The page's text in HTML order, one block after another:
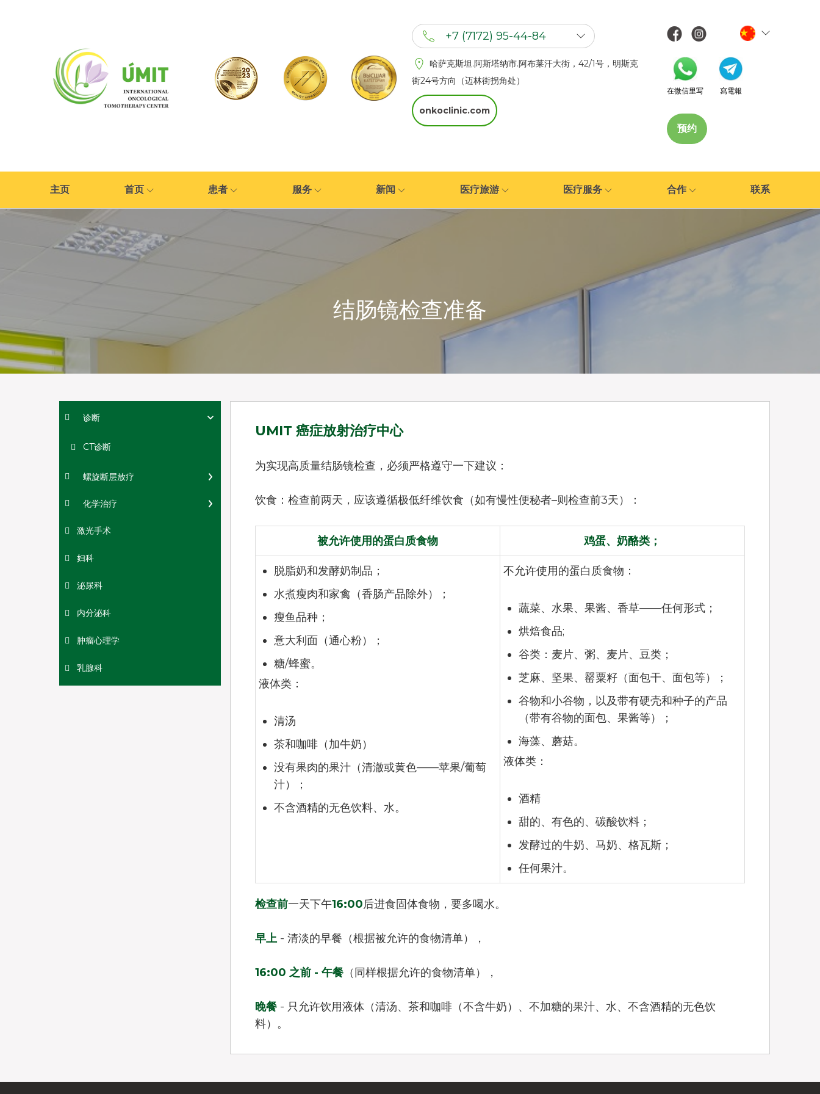
+7 (7172) 95-44-84
+7 (702) 201 94 44
+7 (777) 201 44 44
哈萨克斯坦.阿斯塔纳市.阿布莱汗大街，42/1号，明斯克
街24号方向（迈林街拐角处）
onkoclinic.com
在微信里写 寫電報
预约
主页 首页 患者 服务 新闻 医疗旅游 医疗服务 合作 联系
结肠镜检查准备
诊断
CT诊断
螺旋断层放疗
化学治疗
激光手术
妇科
泌尿科
内分泌科
肿瘤心理学
乳腺科
UMIT 癌症放射治疗中心
为实现高质量结肠镜检查，必须严格遵守一下建议：
饮食：检查前两天，应该遵循极低纤维饮食（如有慢性便秘者–则检查前3天）：
被允许使用的蛋白质食物 鸡蛋、奶酪类；
脱脂奶和发酵奶制品；
水煮瘦肉和家禽（香肠产品除外）；
瘦鱼品种；
意大利面（通心粉）；
糖/蜂蜜。
液体类：
清汤
茶和咖啡（加牛奶）
没有果肉的果汁（清澈或黄色——苹果/葡萄
汁）；
不含酒精的无色饮料、水。
不允许使用的蛋白质食物：
蔬菜、水果、果酱、香草——任何形式；
烘焙食品;
谷类：麦片、粥、麦片、豆类；
芝麻、坚果、罂粟籽（面包干、面包等）；
谷物和小谷物，以及带有硬壳和种子的产品
（带有谷物的面包、果酱等）；
海藻、蘑菇。
液体类：
酒精
甜的、有色的、碳酸饮料；
发酵过的牛奶、马奶、格瓦斯；
任何果汁。
检查前一天下午16:00后进食固体食物，要多喝水。
早上 - 清淡的早餐（根据被允许的食物清单），
16:00 之前 - 午餐 （同样根据允许的食物清单），
晚餐 - 只允许饮用液体（清汤、茶和咖啡（不含牛奶）、不加糖的果汁、水、不含酒精的无色饮
料）。